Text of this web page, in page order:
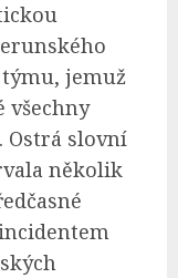
jemuž
všechny
Ostrá slovní
několik